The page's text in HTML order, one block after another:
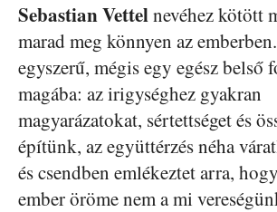
Sebastian Vettelnevéhez kötött
marad meg könnyen az
egyszerű, mégis egy egész belső
magába: az irigységhez gyakran
magyarázatokat, sértettséget és
építünk, az együttérzés néha
és csendben emlékeztet arra,
ember öröme nem a mi